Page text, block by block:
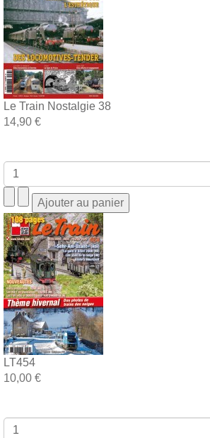
Le Train Nostalgie 38
14,90 €
LT454
10,00 €